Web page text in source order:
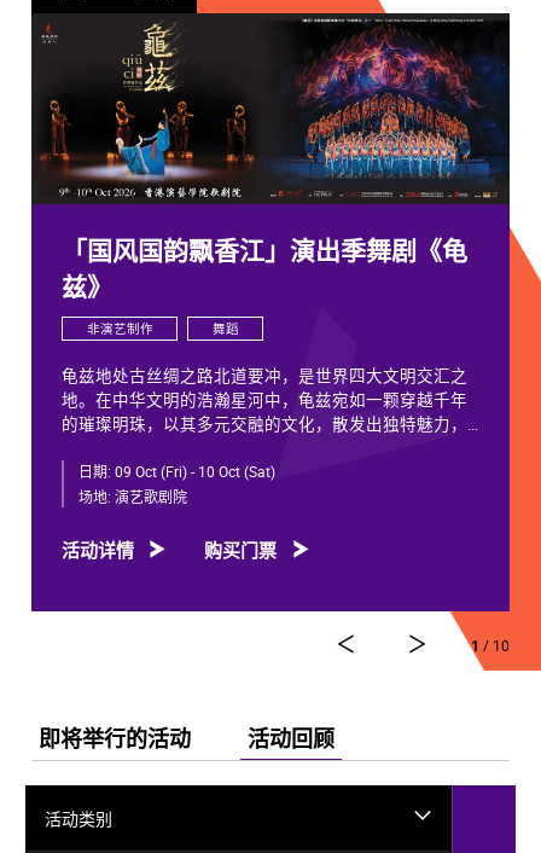
「国风国韵飘香江」演出季舞剧《龟
兹》
非演艺制作 舞蹈
龟兹地处古丝绸之路北道要冲，是世界四大文明交汇之
地。在中华文明的浩瀚星河中，龟兹宛如一颗穿越千年
的璀璨明珠，以其多元交融的文化，散发出独特魅力，
龟兹文化流淌着古往今来各族人民的印迹和血脉，从石
我、我中有你”，成为新疆历史文化的鲜活注脚，更是中
艺术的交融流变搬上舞台。
运，服装设计阳东霖，视觉总监王涵，编导李宏钧、魏
威、古力加娜提·沙塔尔、付阳雪，多媒体设计胡天骥，
灯光设计刘钊，造型设计徐彬，道具设计雷鹏等诸多国
内艺术家。舞剧以新疆艺术剧院歌舞团和新疆师范大学
的青年舞者为班底，携手国内优秀青年舞蹈艺术家共同
日期: 09 Oct (Fri) - 10 Oct (Sat)
场地: 演艺歌剧院
活动详情 购买门票
1 / 10
即将举行的活动 活动回顾
活动类别